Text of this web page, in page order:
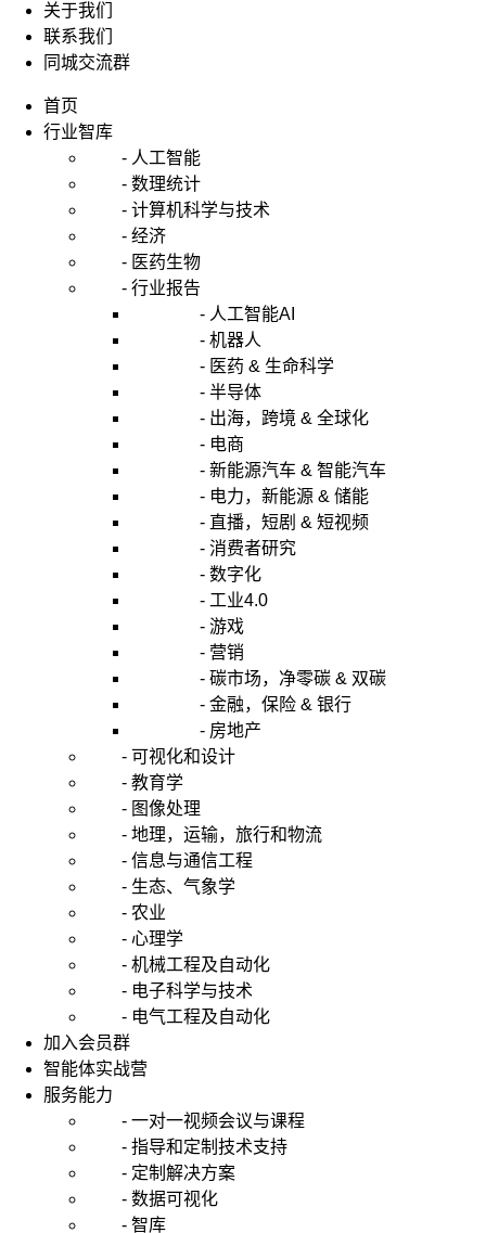
关于我们
联系我们
同城交流群
首页
行业智库
- 人工智能
- 数理统计
- 计算机科学与技术
- 经济
- 医药生物
- 行业报告
- 人工智能AI
- 机器人
- 医药 & 生命科学
- 半导体
- 出海，跨境 & 全球化
- 电商
- 新能源汽车 & 智能汽车
- 电力，新能源 & 储能
- 直播，短剧 & 短视频
- 消费者研究
- 数字化
- 工业4.0
- 游戏
- 营销
- 碳市场，净零碳 & 双碳
- 金融，保险 & 银行
- 房地产
- 可视化和设计
- 教育学
- 图像处理
- 地理，运输，旅行和物流
- 信息与通信工程
- 生态、气象学
- 农业
- 心理学
- 机械工程及自动化
- 电子科学与技术
- 电气工程及自动化
加入会员群
智能体实战营
服务能力
- 一对一视频会议与课程
- 指导和定制技术支持
- 定制解决方案
- 数据可视化
- 智库